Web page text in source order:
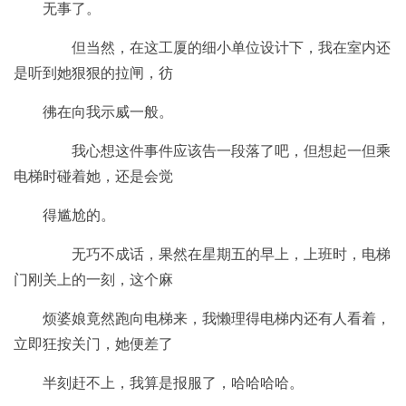
无事了。
但当然，在这工厦的细小单位设计下，我在室内还
是听到她狠狠的拉闸，彷
彿在向我示威一般。
我心想这件事件应该告一段落了吧，但想起一但乘
电梯时碰着她，还是会觉
得尴尬的。
无巧不成话，果然在星期五的早上，上班时，电梯
门刚关上的一刻，这个麻
烦婆娘竟然跑向电梯来，我懒理得电梯内还有人看着，
立即狂按关门，她便差了
半刻赶不上，我算是报服了，哈哈哈哈。